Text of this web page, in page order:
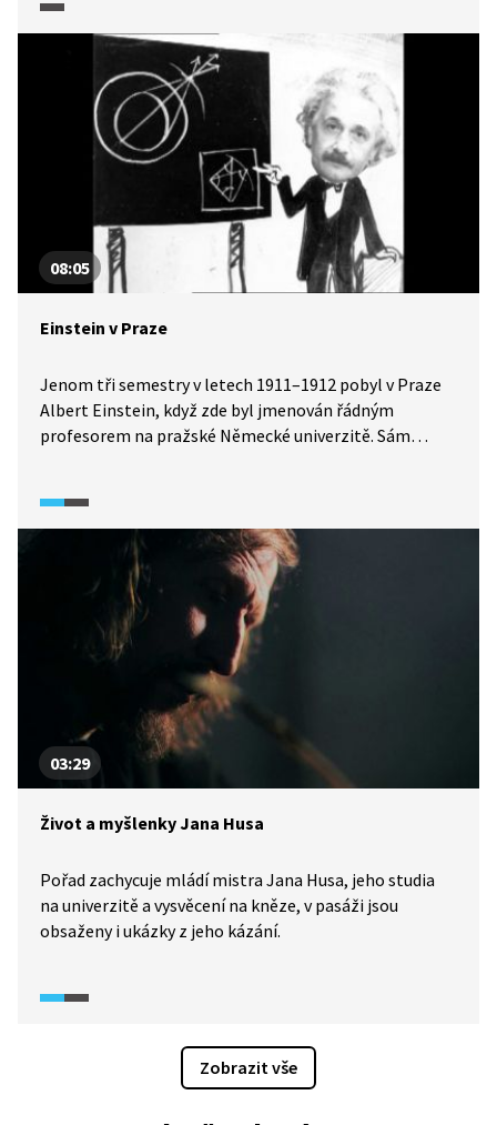
08:05
Einstein v Praze
Jenom tři semestry v letech 1911–1912 pobyl v Praze
Albert Einstein, když zde byl jmenován řádným
profesorem na pražské Německé univerzitě. Sám
relativity. V pasáži je osvětleno i pozadí jazykově
rozdělené Karlo-Ferdinandovy univerzity i obraz české
a německé vědy na počátku 20. století.
03:29
Život a myšlenky Jana Husa
Pořad zachycuje mládí mistra Jana Husa, jeho studia
na univerzitě a vysvěcení na kněze, v pasáži jsou
obsaženy i ukázky z jeho kázání.
Zobrazit vše